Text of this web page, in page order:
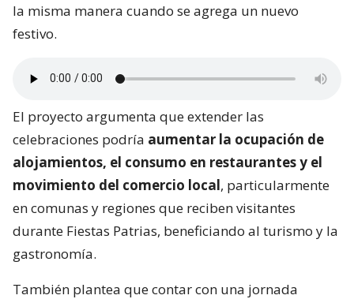
la misma manera cuando se agrega un nuevo
festivo.
El proyecto argumenta que extender las
celebraciones podría aumentar la ocupación de
alojamientos, el consumo en restaurantes y el
movimiento del comercio local, particularmente
en comunas y regiones que reciben visitantes
durante Fiestas Patrias, beneficiando al turismo y la
gastronomía.
También plantea que contar con una jornada